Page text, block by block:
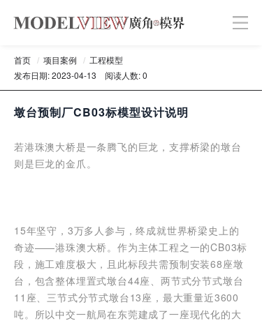
首页 / 项目案例 / 工程模型
发布日期: 2023-04-13
阅读人数: 0
墩台预制厂CB03标模型设计说明
若港珠澳大桥是一条腾飞的巨龙，支撑桥梁的墩台
则是巨龙的金爪。
15年坚守，3万多人参与，终成就世界桥梁史上的
奇迹——港珠澳大桥。作为主体工程之一的CB03标
段，施工难度极大，且此标段共需预制安装68座墩
台，包含整体埋置式墩台44座、两节式分节式墩台
11座、三节式分节式墩台13座，最大重量近3600
吨。所以中交一航局在东莞建成了一座现代化的大